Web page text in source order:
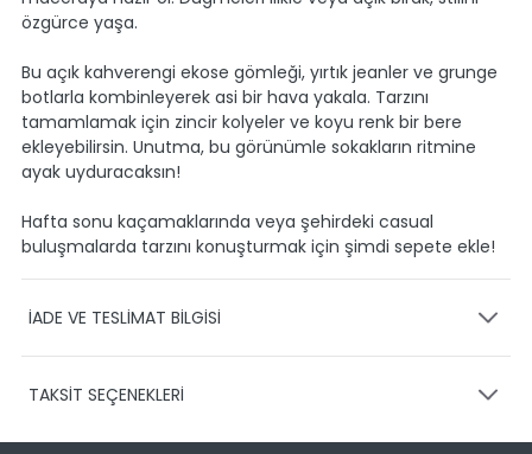
özgürce yaşa.
Bu açık kahverengi ekose gömleği, yırtık jeanler ve grunge
botlarla kombinleyerek asi bir hava yakala. Tarzını
tamamlamak için zincir kolyeler ve koyu renk bir bere
ekleyebilirsin. Unutma, bu görünümle sokakların ritmine
ayak uyduracaksın!
Hafta sonu kaçamaklarında veya şehirdeki casual
buluşmalarda tarzını konuşturmak için şimdi sepete ekle!
İADE VE TESLİMAT BİLGİSİ
Ürünlerinizin gönderimini anlaşmalı olduğumuz PTT,
1-3 iş günü içerisinde kargoya teslim edilir.
TAKSİT SEÇENEKLERİ